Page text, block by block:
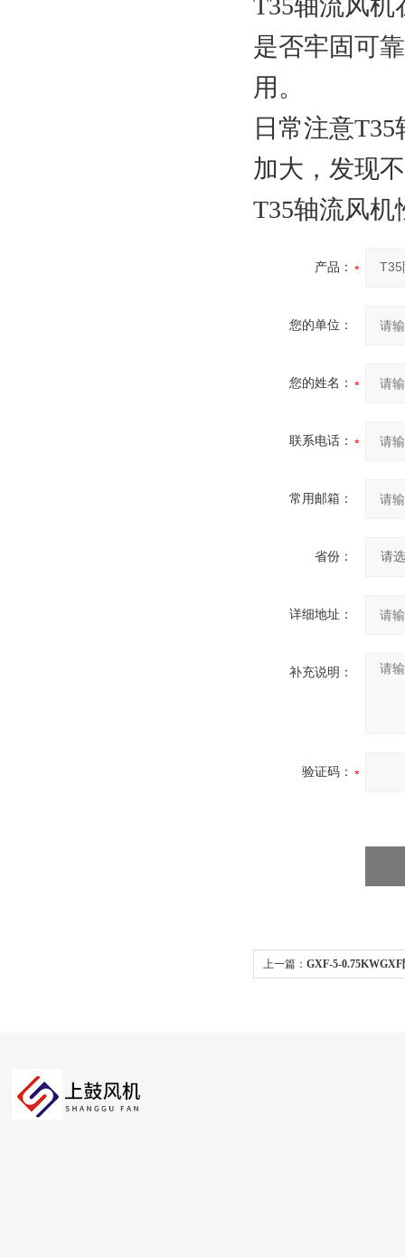
T35轴流风
是否牢固可
用。
日常注意
加大，发现
T35轴流风机
产品：
您的单位：
您的姓名：
联系电话：
常用邮箱：
省份：
详细地址：
补充说明：
验证码：
上一篇： GXF-5-